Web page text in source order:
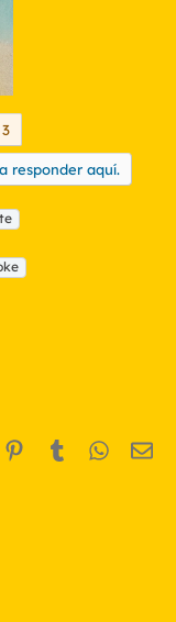
responder aquí.
Pinterest
Tumblr